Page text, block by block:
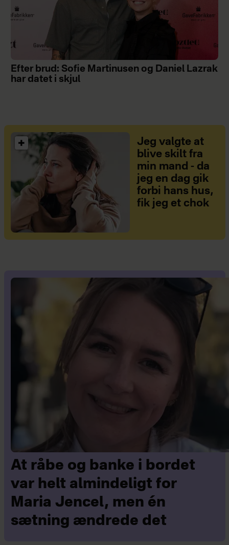
Efter brud: Sofie Martinusen og Daniel Lazrak
har datet i skjul
Jeg valgte at
blive skilt fra
min mand - da
jeg en dag gik
forbi hans hus,
fik jeg et chok
At råbe og banke i bordet
var helt almindeligt for
Maria Jencel, men én
sætning ændrede det